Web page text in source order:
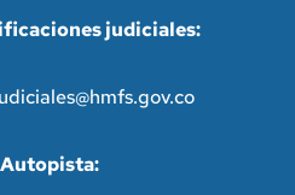
judiciales:
Autopista: